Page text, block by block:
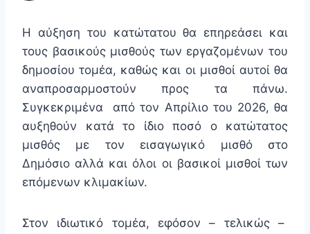
Η αύξηση του κατώτατου θα επηρεάσει και
τους βασικούς μισθούς των εργαζομένων του
δημοσίου τομέα, καθώς και οι μισθοί αυτοί θα
αναπροσαρμοστούν προς τα πάνω.
Συγκεκριμένα από τον Απρίλιο του 2026, θα
αυξηθούν κατά το ίδιο ποσό ο κατώτατος
μισθός με τον εισαγωγικό μισθό στο
Δημόσιο αλλά και όλοι οι βασικοί μισθοί των
επόμενων κλιμακίων.
Στον ιδιωτικό τομέα, εφόσον – τελικώς –